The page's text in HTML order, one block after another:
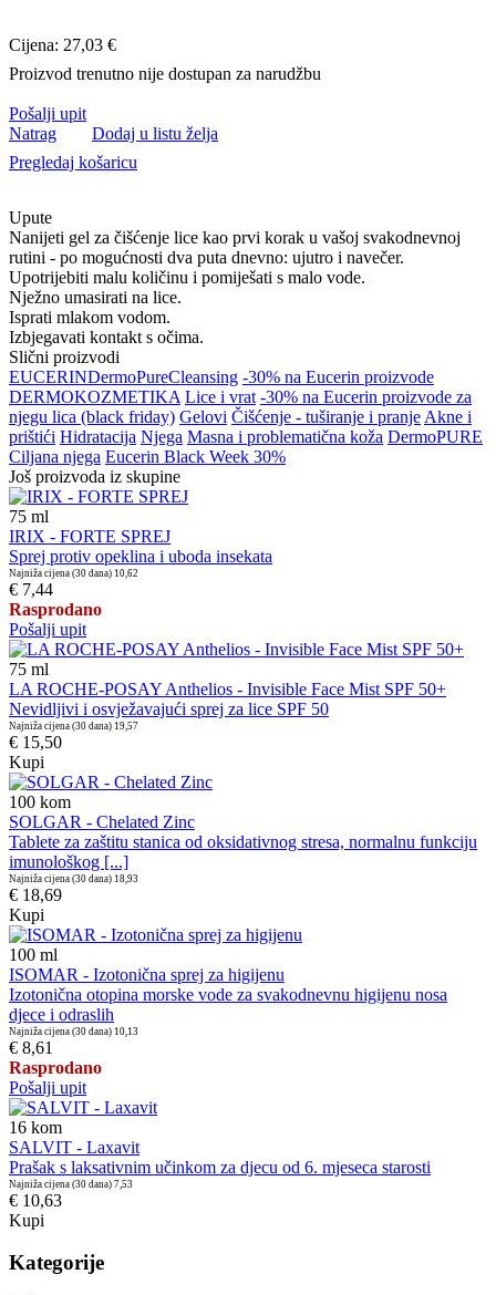
Cijena: 27,03 €
Proizvod trenutno nije dostupan za narudžbu
Pošalji upit
Natrag
Dodaj u listu želja
Pregledaj košaricu
Upute
Nanijeti gel za čišćenje lice kao prvi korak u vašoj svakodnevnoj
rutini - po mogućnosti dva puta dnevno: ujutro i navečer.
Upotrijebiti malu količinu i pomiješati s malo vode.
Nježno umasirati na lice.
Isprati mlakom vodom.
Izbjegavati kontakt s očima.
Slični proizvodi
EUCERINDermoPureCleansing -30% na Eucerin proizvode
DERMOKOZMETIKA Lice i vrat -30% na Eucerin proizvode za
njegu lica (black friday) Gelovi Čišćenje - tuširanje i pranje Akne i
prištići Hidratacija Njega Masna i problematična koža DermoPURE
Ciljana njega Eucerin Black Week 30%
Još proizvoda iz skupine
75 ml
IRIX - FORTE SPREJ
Sprej protiv opeklina i uboda insekata
Najniža cijena (30 dana) 10,62
€ 7,44
Rasprodano
Pošalji upit
75 ml
LA ROCHE-POSAY Anthelios - Invisible Face Mist SPF 50+
Nevidljivi i osvježavajući sprej za lice SPF 50
Najniža cijena (30 dana) 19,57
€ 15,50
Kupi
100 kom
SOLGAR - Chelated Zinc
Tablete za zaštitu stanica od oksidativnog stresa, normalnu funkciju
imunološkog [...]
Najniža cijena (30 dana) 18,93
€ 18,69
Kupi
100 ml
ISOMAR - Izotonična sprej za higijenu
Izotonična otopina morske vode za svakodnevnu higijenu nosa
djece i odraslih
Najniža cijena (30 dana) 10,13
€ 8,61
Rasprodano
Pošalji upit
16 kom
SALVIT - Laxavit
Prašak s laksativnim učinkom za djecu od 6. mjeseca starosti
Najniža cijena (30 dana) 7,53
€ 10,63
Kupi
Kategorije